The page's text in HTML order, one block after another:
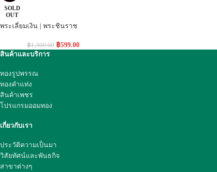
SOLD
OUT
พระเลี่ยมเงิน | พระชินราช
฿1,300.00 ฿599.00
สินค้าและบริการ
ทองรูปพรรณ
ทองคำแท่ง
สินค้าเพชร
โปรแกรมออมทอง
เกี่ยวกับเรา
ประวัติความเป็นมา
วิสัยทัศน์และพันธกิจ
สาขาต่างๆ